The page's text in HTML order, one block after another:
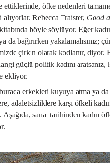
öfke nedenleri
Rebecca Traister, Good
böyle söylüyor. Eğer
da bağırırken yakalamalısınız;
çirkin olarak kodlanır, diyor.
güçlü politik kadını
ekliyor.
erkekleri kuyuya atma ya
adaletsizliklere karşı öfkeli
sanat tarihinden kadın